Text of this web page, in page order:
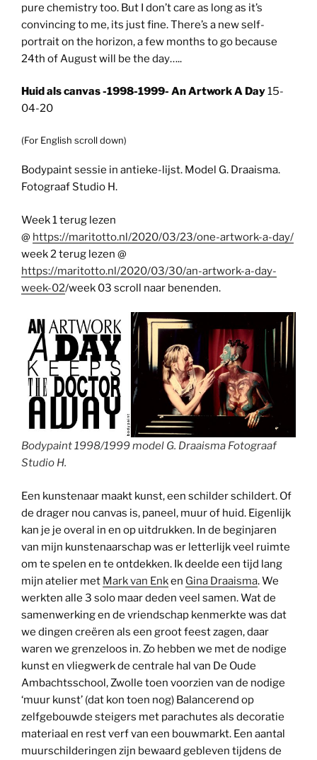
pure chemistry too. But I don’t care as long as it’s
convincing to me, its just fine. There’s a new self-
portrait on the horizon, a few months to go because
24th of August will be the day…..
Huid als canvas -1998-1999- An Artwork A Day15-
04-20
(For English scroll down)
Bodypaint sessie in antieke-lijst. Model G. Draaisma.
Fotograaf Studio H.
Week 1 terug lezen
@ https://maritotto.nl/2020/03/23/one-artwork-a-day/
week 2 terug lezen @
https://maritotto.nl/2020/03/30/an-artwork-a-day-
week-02/week 03 scroll naar benenden.
Bodypaint 1998/1999 model G. Draaisma Fotograaf
Studio H.
Een kunstenaar maakt kunst, een schilder schildert. Of
de drager nou canvas is, paneel, muur of huid. Eigenlijk
kan je je overal in en op uitdrukken. In de beginjaren
van mijn kunstenaarschap was er letterlijk veel ruimte
om te spelen en te ontdekken. Ik deelde een tijd lang
mijn atelier met Mark van Enken Gina Draaisma. We
werkten alle 3 solo maar deden veel samen. Wat de
samenwerking en de vriendschap kenmerkte was dat
we dingen creëren als een groot feest zagen, daar
waren we grenzeloos in. Zo hebben we met de nodige
kunst en vliegwerk de centrale hal van De Oude
Ambachtsschool, Zwolle toen voorzien van de nodige
‘muur kunst’ (dat kon toen nog) Balancerend op
zelfgebouwde steigers met parachutes als decoratie
materiaal en rest verf van een bouwmarkt. Een aantal
muurschilderingen zijn bewaard gebleven tijdens de